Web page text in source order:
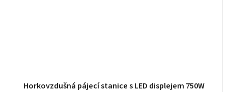
Horkovzdušná pájecí stanice s LED displejem 750W